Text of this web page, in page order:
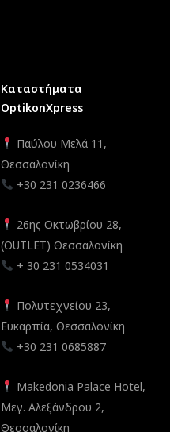
Καταστήματα
OptikonXpress
Παύλου Μελά 11,
Θεσσαλονίκη
+30 231 0236466
26ης Οκτωβρίου 28,
(OUTLET) Θεσσαλονίκη
+ 30 231 0534031
Πολυτεχνείου 23,
Ευκαρπία, Θεσσαλονίκη
+30 231 0685887
Makedonia Palace Hotel,
Μεγ. Αλεξάνδρου 2,
Θεσσαλονίκη